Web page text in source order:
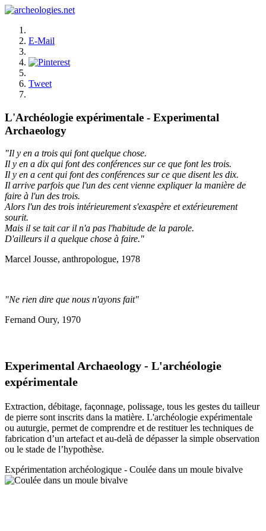
E-Mail
Tweet
L'Archéologie expérimentale - Experimental
Archaeology
"Il y en a trois qui font quelque chose.
Il y en a dix qui font des conférences sur ce que font les trois.
Il y en a cent qui font des conférences sur ce que disent les dix.
Il arrive parfois que l'un des cent vienne expliquer la manière de
faire à l'un des trois.
Alors l'un des trois intérieurement s'exaspère et extérieurement
sourit.
Mais il se tait car il n'a pas l'habitude de la parole.
D'ailleurs il a quelque chose à faire."
Marcel Jousse, anthropologue, 1978
"Ne rien dire que nous n'ayons fait"
Fernand Oury, 1970
Experimental Archaeology - L'archéologie
expérimentale
Extraction, débitage, façonnage, polissage, tous les gestes du tailleur
de pierre sont inscrits dans la matière. L'archéologie expérimentale
ou auturgie, permet de comprendre et de restituer les techniques de
fabrication d’un artefact et au-delà de dépasser la simple observation
ou le stade de l’hypothèse.
Expérimentation archéologique - Coulée dans un moule bivalve